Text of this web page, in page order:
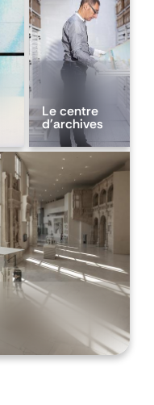
Le centre
d'archives